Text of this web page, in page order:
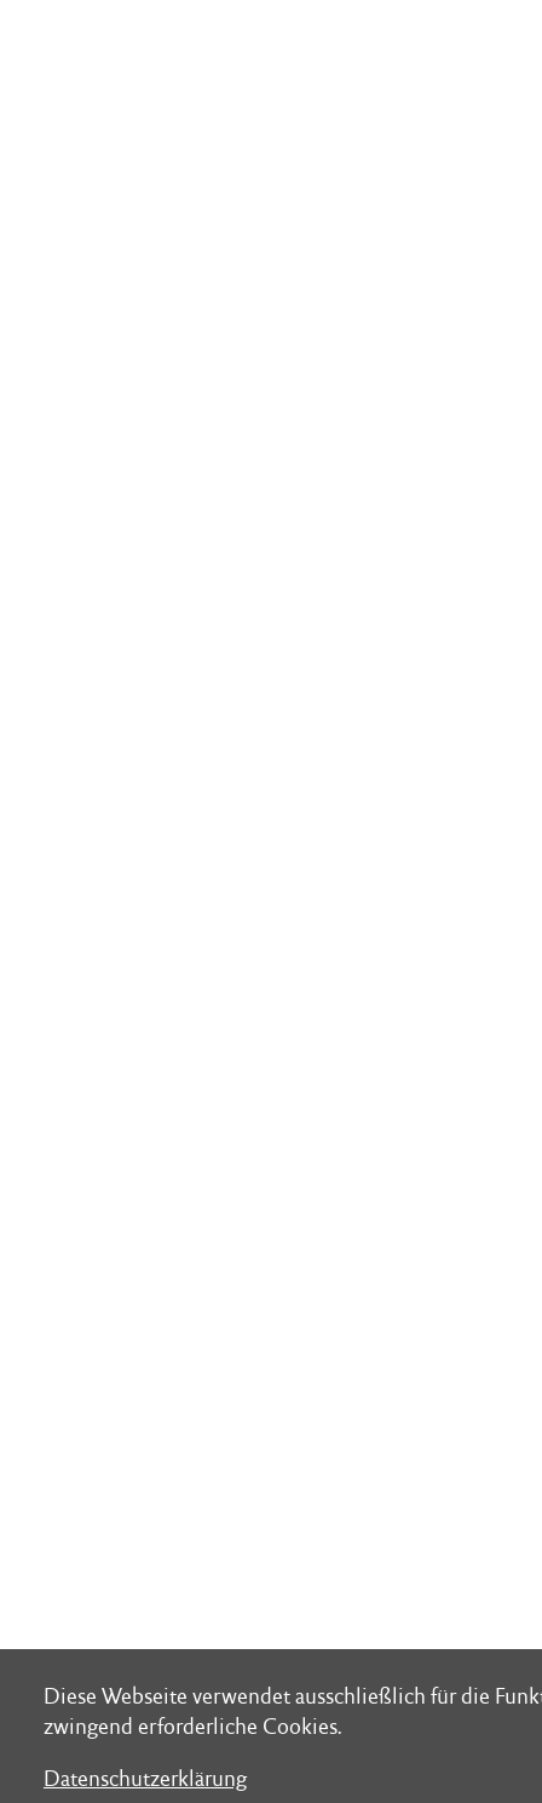
Diese Webseite verwendet ausschließlich für die
zwingend erforderliche Cookies.
Datenschutzerklärung
Diese Webseite verwendet ausschließlich für die
zwingend erforderliche Cookies.
Datenschutzerklärung